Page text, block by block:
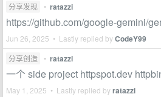
分享发现
• ratazzi
https://github.com/google-gemini/
Jun 26, 2025 • Lastly replied byCodeY99
分享创造 • ratazzi
一个 side project httpspot.dev
May 1, 2025 • Lastly replied byratazzi